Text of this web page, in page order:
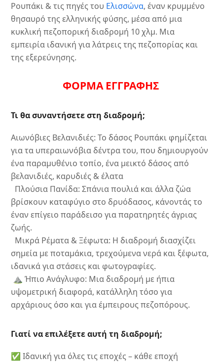
Ρουπάκι & τις πηγές του Ελισσώνα, έναν κρυμμένο
θησαυρό της ελληνικής φύσης, μέσα από μια
κυκλική πεζοπορική διαδρομή 10 χλμ. Μια
εμπειρία ιδανική για λάτρεις της πεζοπορίας και
της εξερεύνησης.
ΦΟΡΜΑ ΕΓΓΡΑΦΗΣ
Τι θα συναντήσετε στη διαδρομή;
Αιωνόβιες Βελανιδιές: Το δάσος Ρουπάκι φημίζεται
για τα υπεραιωνόβια δέντρα του, που δημιουργούν
ένα παραμυθένιο τοπίο, ένα μεικτό δάσος από
βελανιδιές, καρυδιές & έλατα
Πλούσια Πανίδα: Σπάνια πουλιά και άλλα ζώα
βρίσκουν καταφύγιο στο δρυόδασος, κάνοντάς το
έναν επίγειο παράδεισο για παρατηρητές άγριας
ζωής.
Μικρά Ρέματα & Ξέφωτα: Η διαδρομή διασχίζει
σημεία με ποταμάκια, τρεχούμενα νερά και ξέφωτα,
ιδανικά για στάσεις και φωτογραφίες.
⛰ Ήπιο Ανάγλυφο: Μια διαδρομή με ήπια
υψομετρική διαφορά, κατάλληλη τόσο για
αρχάριους όσο και για έμπειρους πεζοπόρους.
Γιατί να επιλέξετε αυτή τη διαδρομή;
✅ Ιδανική για όλες τις εποχές – κάθε εποχή